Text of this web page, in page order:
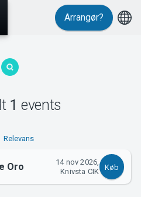
Arrangør?
1 events
Relevans
Oro
14 nov 2026,
Knivsta CIK
Køb